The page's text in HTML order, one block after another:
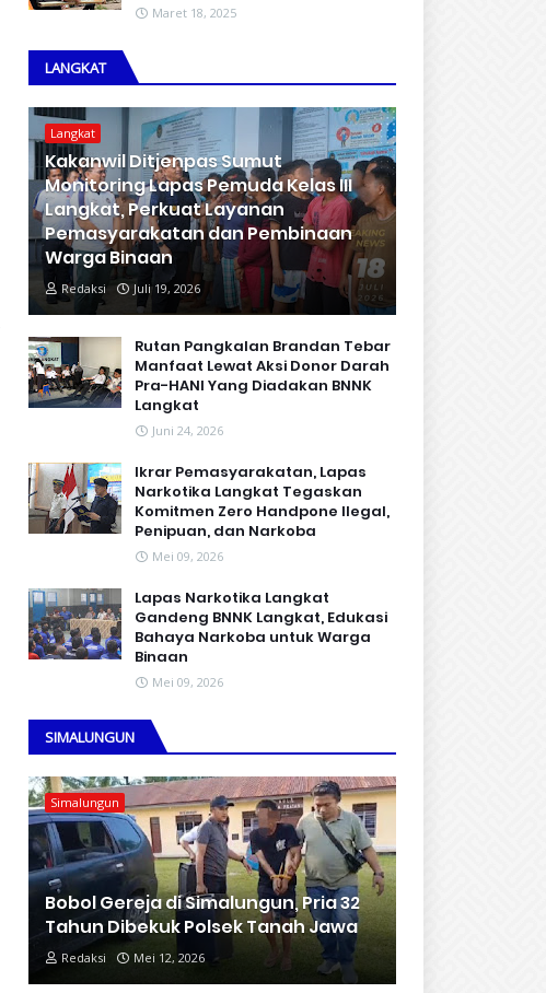
Maret 18, 2025
LANGKAT
Langkat
Kakanwil Ditjenpas Sumut
Monitoring Lapas Pemuda Kelas III
Langkat, Perkuat Layanan
Pemasyarakatan dan Pembinaan
Warga Binaan
Redaksi Juli 19, 2026
Rutan Pangkalan Brandan Tebar
Manfaat Lewat Aksi Donor Darah
Pra-HANI Yang Diadakan BNNK
Langkat
Juni 24, 2026
Ikrar Pemasyarakatan, Lapas
Narkotika Langkat Tegaskan
Komitmen Zero Handpone llegal,
Penipuan, dan Narkoba
Mei 09, 2026
Lapas Narkotika Langkat
Gandeng BNNK Langkat, Edukasi
Bahaya Narkoba untuk Warga
Binaan
Mei 09, 2026
SIMALUNGUN
Simalungun
Bobol Gereja di Simalungun, Pria 32
Tahun Dibekuk Polsek Tanah Jawa
Redaksi Mei 12, 2026